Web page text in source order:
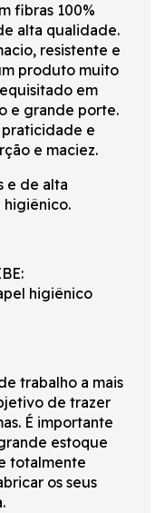
fibras 100%
alta qualidade.
resistente e
produto muito
em
e grande porte.
e
e maciez.
e de alta
higiênico
trabalho a mais
de trazer
É importante
estoque
totalmente
os seus